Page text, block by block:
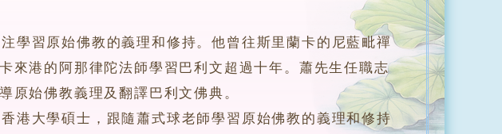
習原始佛教的義理和修持。他曾往斯里蘭卡的尼藍毗禪
來港的阿那律陀法師學習巴利文超過十年。蕭先生任職志
原始佛教義理及翻譯巴利文佛典。
大學碩士，跟隨蕭式球老師學習原始佛教的義理和修持